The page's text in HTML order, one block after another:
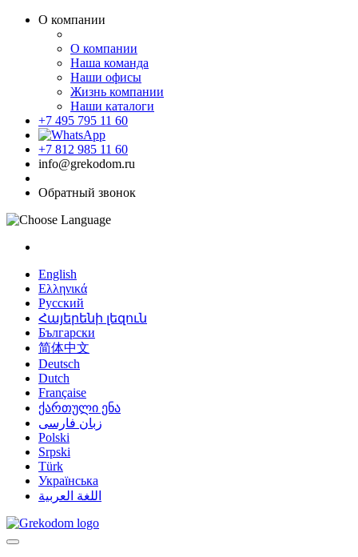
О компании
О компании
Наша команда
Наши офисы
Жизнь компании
Наши каталоги
+7 495 795 11 60
+7 812 985 11 60
info@grekodom.ru
Обратный звонок
English
Ελληνικά
Русский
Հայերենի լեզուն
Български
简体中文
Deutsch
Dutch
Française
ქართული ენა
زبان فارسی
Polski
Srpski
Türk
Українська
اللغة العربية